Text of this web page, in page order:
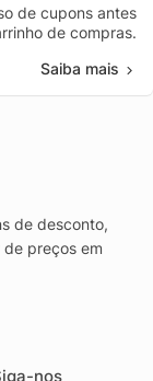
de cupons antes
de compras.
Saiba mais
de desconto,
preços em
nos